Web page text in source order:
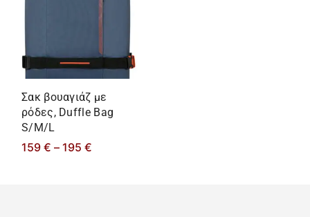
Σακ βουαγιάζ με
ρόδες, Duffle Bag
S/M/L
159 € – 195 €